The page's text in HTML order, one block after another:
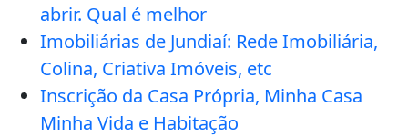
abrir. Qual é melhor
Imobiliárias de Jundiaí: Rede Imobiliária,
Colina, Criativa Imóveis, etc
Inscrição da Casa Própria, Minha Casa
Minha Vida e Habitação